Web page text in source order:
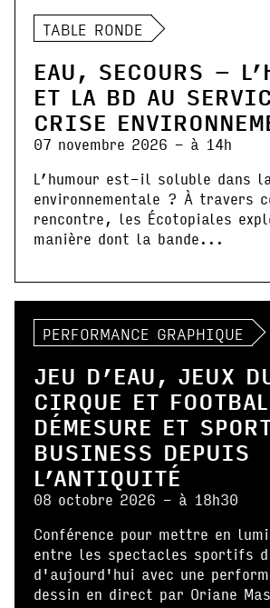
TABLE RONDE
EAU, SECOURS –
ET LA BD AU
CRISE
07 novembre 2026 - à 14h
L’humour est-il soluble dans
environnementale ? À travers
rencontre, les Écotopiales
manière dont la bande...
PERFORMANCE GRAPHIQUE
JEU D’EAU, JEUX
CIRQUE ET
DÉMESURE ET
BUSINESS DEPUIS
L’ANTIQUITÉ
08 octobre 2026 - à 18h30
Conférence pour mettre en
entre les spectacles sportifs
d'aujourd'hui avec une
dessin en direct par Oriane